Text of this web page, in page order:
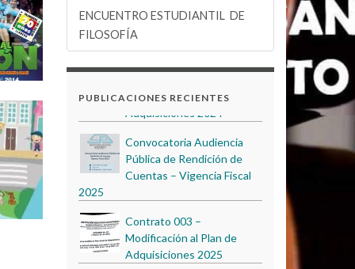
ENCUENTRO ESTUDIANTIL DE
FILOSOFÍA
PUBLICACIONES RECIENTES
PROYECTO PESCC 2023
Acuerdo N.º 6 - Modificación
Adquisiciones 2024
Pública de Rendición de
Cuentas – Vigencia Fiscal
Modificación al Plan de
Adquisiciones 2025